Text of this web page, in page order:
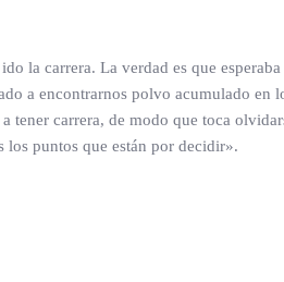
la carrera. La verdad es que
a encontrarnos polvo acumulado
tener carrera, de modo que toca
puntos que están por decidir».